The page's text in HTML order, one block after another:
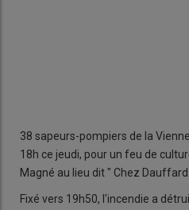
38 sapeurs-pompiers de la
18h ce jeudi, pour un feu de
Magné au lieu dit " Chez Dauffard
Fixé vers 19h50, l'incendie a